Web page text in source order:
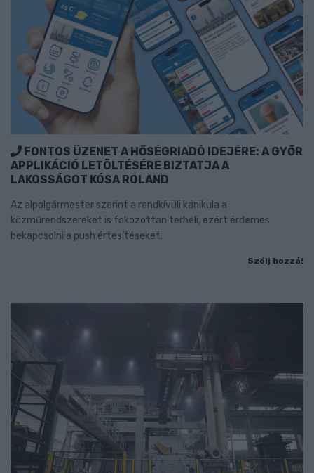
FONTOS ÜZENET A HŐSÉGRIADÓ IDEJÉRE: A GYŐR
APPLIKÁCIÓ LETÖLTÉSÉRE BIZTATJA A
LAKOSSÁGOT KÓSA ROLAND
Az alpolgármester szerint a rendkívüli kánikula a
közműrendszereket is fokozottan terheli, ezért érdemes
bekapcsolni a push értesítéseket.
Szólj hozzá!